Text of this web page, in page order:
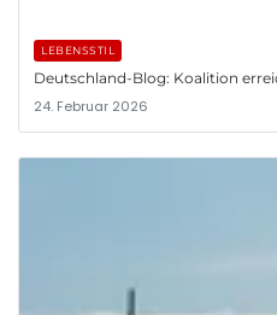
LEBENSSTIL
Deutschland-Blog: Koalition
24. Februar 2026